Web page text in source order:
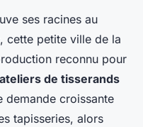
ses racines au
cette petite ville de la
reconnu pour
ateliers de tisserands
demande croissante
tapisseries, alors